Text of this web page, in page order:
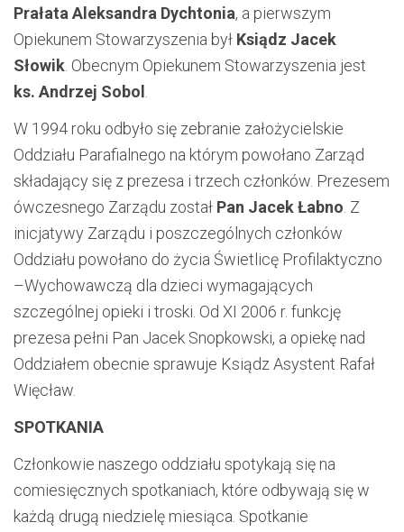
Prałata Aleksandra Dychtonia, a pierwszym
Opiekunem Stowarzyszenia był Ksiądz Jacek
Słowik . Obecnym Opiekunem Stowarzyszenia jest
ks. Andrzej Sobol
W 1994 roku odbyło się zebranie założycielskie
Oddziału Parafialnego na którym powołano Zarząd
składający się z prezesa i trzech członków. Prezesem
ówczesnego Zarządu został Pan Jacek Łabno . Z
inicjatywy Zarządu i poszczególnych członków
Oddziału powołano do życia Świetlicę Profilaktyczno
–Wychowawczą dla dzieci wymagających
szczególnej opieki i troski. Od XI 2006 r. funkcję
prezesa pełni Pan Jacek Snopkowski, a opiekę nad
Oddziałem obecnie sprawuje Ksiądz Asystent Rafał
Więcław.
SPOTKANIA
Członkowie naszego oddziału spotykają się na
comiesięcznych spotkaniach, które odbywają się w
każdą drugą niedzielę miesiąca. Spotkanie